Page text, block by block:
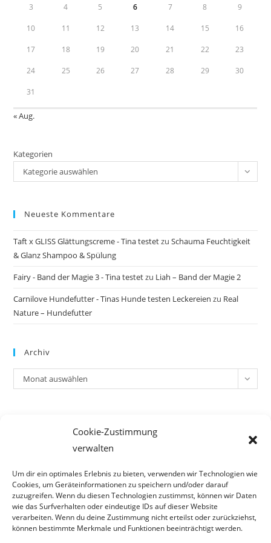
Cookie-Zustimmung
verwalten
Um dir ein optimales Erlebnis zu bieten, verwenden wir Technologien wie
Cookies, um Geräteinformationen zu speichern und/oder darauf
zuzugreifen. Wenn du diesen Technologien zustimmst, können wir Daten
wie das Surfverhalten oder eindeutige IDs auf dieser Website
verarbeiten. Wenn du deine Zustimmung nicht erteilst oder zurückziehst,
können bestimmte Merkmale und Funktionen beeinträchtigt werden.
3 4 5 6 7 8 9
10 11 12 13 14 15 16
17 18 19 20 21 22 23
24 25 26 27 28 29 30
31
« Aug.
Kategorien
Kategorie auswählen
Neueste Kommentare
Taft x GLISS Glättungscreme - Tina testetzuSchauma Feuchtigkeit
& Glanz Shampoo & Spülung
Fairy - Band der Magie 3 - Tina testetzu Liah – Band der Magie 2
Carnilove Hundefutter - Tinas Hunde testen Leckereien zu Real
Nature – Hundefutter
Archiv
Archiv
Monat auswählen
Kommentar-Feed
WordPress.org